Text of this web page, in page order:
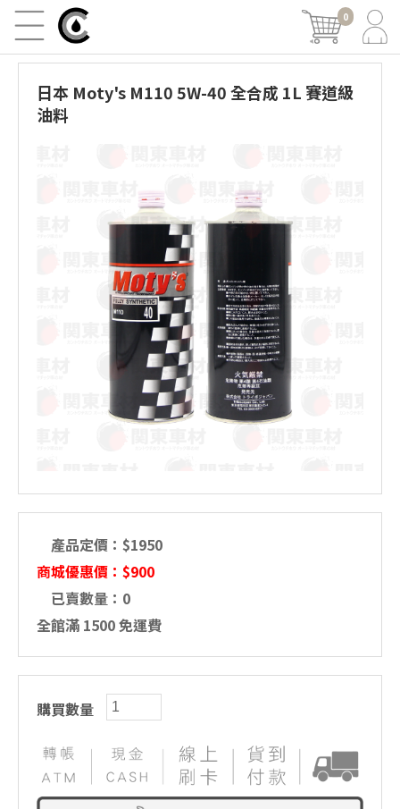
0
日本 Moty's M110 5W-40 全合成 1L 賽道級
油料
產品定價：$1950
商城優惠價：$900
已賣數量：0
全館滿 1500 免運費
購買數量